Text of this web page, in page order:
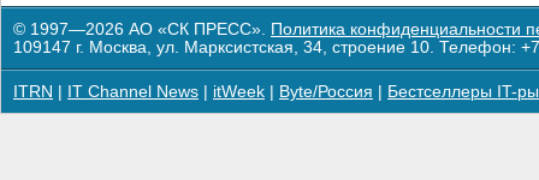
© 1997—2026 АО «СК ПРЕСС». Политика конфиденциальности
109147 г. Москва, ул. Марксистская, 34, строение 10. Телефон:
ITRN IT Channel News itWeek Byte/Россия Бестселлеры IT-